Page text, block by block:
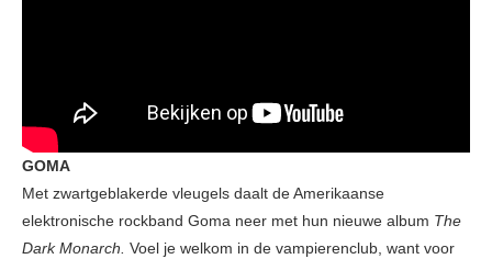
GOMA
Met zwartgeblakerde vleugels daalt de Amerikaanse
elektronische rockband Goma neer met hun nieuwe album The
Dark Monarch. Voel je welkom in de vampierenclub, want voor